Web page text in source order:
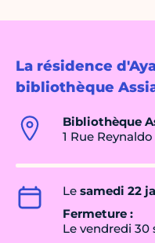
La résidence
bibliothèque
Bibliothèque
1 Rue
Le samedi 22
Fermeture :
Le vendredi